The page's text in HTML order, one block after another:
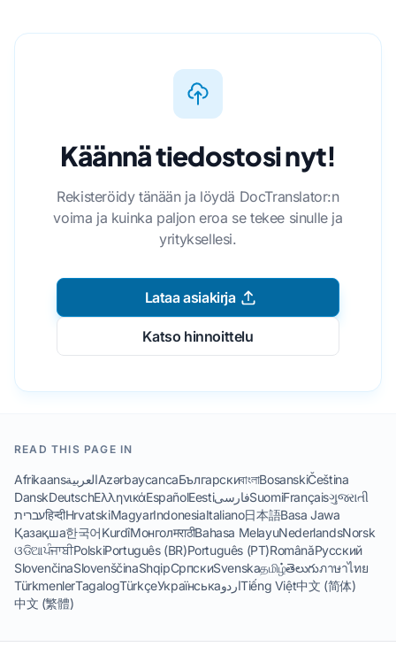
Käännä tiedostosi nyt!
Rekisteröidy tänään ja löydä DocTranslator:n
voima ja kuinka paljon eroa se tekee sinulle ja
yrityksellesi.
Lataa asiakirja
Katso hinnoittelu
READ THIS PAGE IN
AfrikaansالعربيةAzərbaycancaБългарскиবাংলাBosanskiČeština
DanskDeutschΕλληνικάEspañolEestiفارسیSuomiFrançaisગુજરાતી
עבריתहिन्दीHrvatskiMagyarIndonesiaItaliano日本語Basa Jawa
Қазақша한국어KurdîМонголमराठीBahasa MelayuNederlandsNorsk
ଓଡିଆਪੰਜਾਬੀPolskiPortuguês (BR)Português (PT)RomânăРусский
SlovenčinaSlovenščinaShqipСрпскиSvenskaதமிழ்తెలుగుภาษาไทย
TürkmenlerTagalogTürkçeУкраїнськаاردوTiếng Việt中文 (简体)
中文 (繁體)